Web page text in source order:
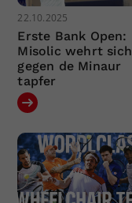
22.10.2025
Erste Bank Open:
Misolic wehrt sich
gegen de Minaur
tapfer